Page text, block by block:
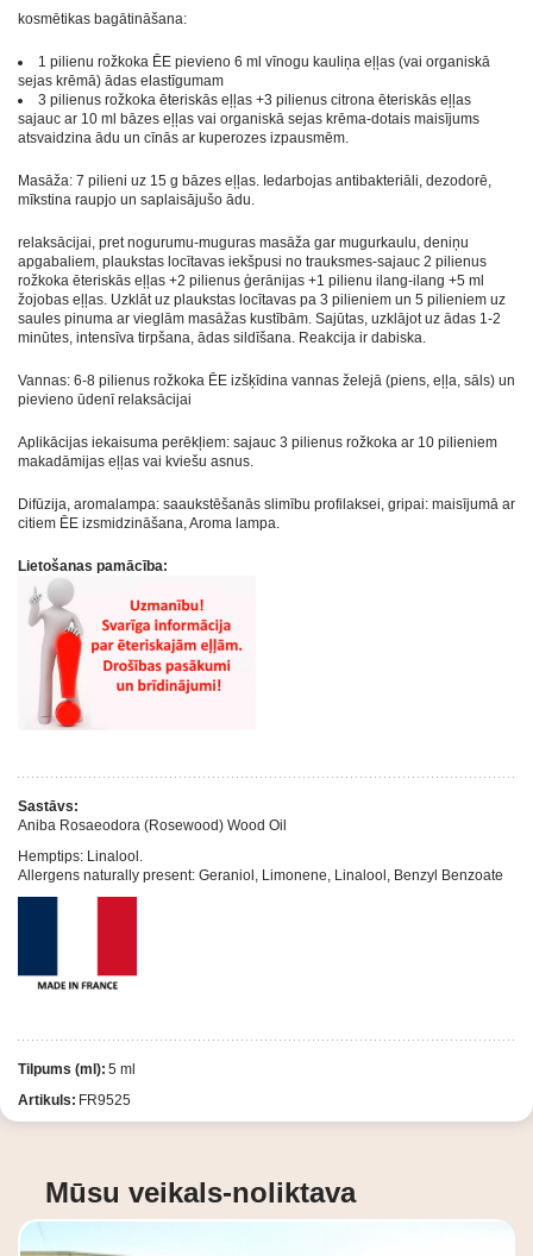
kosmētikas bagātināšana:
1 pilienu rožkoka ĒE pievieno 6 ml vīnogu kauliņa eļļas (vai organiskā
sejas krēmā) ādas elastīgumam
3 pilienus rožkoka ēteriskās eļļas +3 pilienus citrona ēteriskās eļļas
sajauc ar 10 ml bāzes eļļas vai organiskā sejas krēma-dotais maisījums
atsvaidzina ādu un cīnās ar kuperozes izpausmēm.
Masāža: 7 pilieni uz 15 g bāzes eļļas. Iedarbojas antibakteriāli, dezodorē,
mīkstina raupjo un saplaisājušo ādu.
relaksācijai, pret nogurumu-muguras masāža gar mugurkaulu, deniņu
apgabaliem, plaukstas locītavas iekšpusi no trauksmes-sajauc 2 pilienus
rožkoka ēteriskās eļļas +2 pilienus ģerānijas +1 pilienu ilang-ilang +5 ml
žojobas eļļas. Uzklāt uz plaukstas locītavas pa 3 pilieniem un 5 pilieniem uz
saules pinuma ar vieglām masāžas kustībām. Sajūtas, uzklājot uz ādas 1-2
minūtes, intensīva tirpšana, ādas sildīšana. Reakcija ir dabiska.
Vannas: 6-8 pilienus rožkoka ĒE izšķīdina vannas želejā (piens, eļļa, sāls) un
pievieno ūdenī relaksācijai
Aplikācijas iekaisuma perēkļiem: sajauc 3 pilienus rožkoka ar 10 pilieniem
makadāmijas eļļas vai kviešu asnus.
Difūzija, aromalampa: saaukstēšanās slimību profilaksei, gripai: maisījumā ar
citiem ĒE izsmidzināšana, Aroma lampa.
Lietošanas pamācība:
Sastāvs:
Aniba Rosaeodora (Rosewood) Wood Oil
Hemptips: Linalool.
Allergens naturally present: Geraniol, Limonene, Linalool, Benzyl Benzoate
Tilpums (ml): 5 ml
Artikuls: FR9525
Mūsu veikals-noliktava